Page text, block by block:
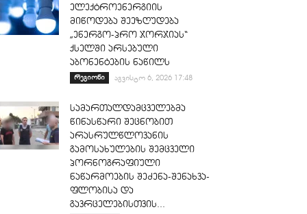
ელექტროენერგიის
მიწოდება შეეზღუდება
„ენერგო-პრო ჯორჯიას“
ქსელში არსებული
აბონენტების ნაწილს
რეგიონი აგვისტო 6, 2026 17:48
სამართალდამცველებმა
წინასწარი შეცნობით
არასრულწლოვანის
გამოსახულების შემცველი
პორნოგრაფიული
ნაწარმოების შეძენა-შენახვა-
ფლობისა და
გავრცელებისთვის...